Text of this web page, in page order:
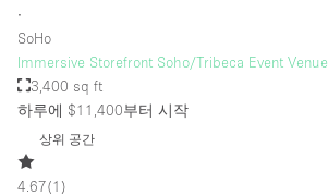
∙
SoHo
Immersive Storefront Soho/Tribeca Event Venue
3,400 sq ft
하루에 $11,400부터 시작
상위 공간
4.67(1 )